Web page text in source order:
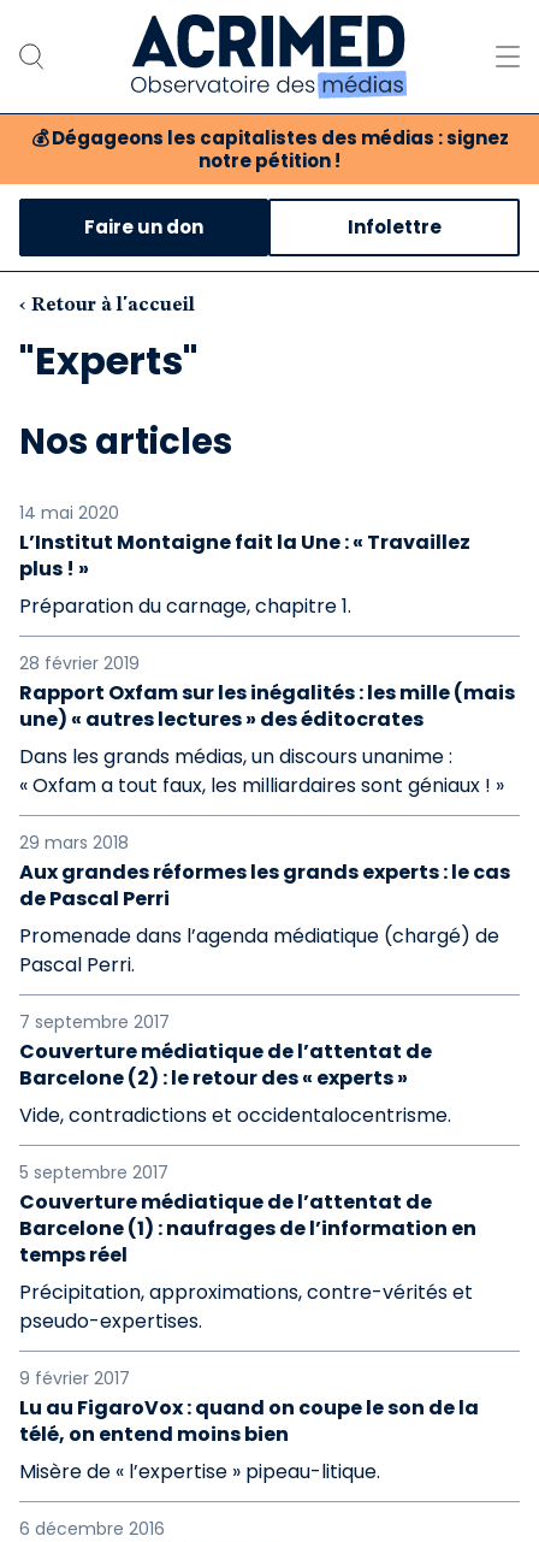
💰 Dégageons les capitalistes des médias : signez
notre pétition !
Notre association
Notre critique des médias
Nos propositions
Boutique
Faire un don Infolettre
‹ Retour à l'accueil
"Experts"
Nos articles
14 mai 2020
L’Institut Montaigne fait la Une : « Travaillez
plus ! »
Préparation du carnage, chapitre 1.
28 février 2019
Rapport Oxfam sur les inégalités : les mille (mais
une) « autres lectures » des éditocrates
Dans les grands médias, un discours unanime :
« Oxfam a tout faux, les milliardaires sont géniaux ! »
29 mars 2018
Aux grandes réformes les grands experts : le cas
de Pascal Perri
Promenade dans l’agenda médiatique (chargé) de
Pascal Perri.
7 septembre 2017
Couverture médiatique de l’attentat de
Barcelone (2) : le retour des « experts »
Vide, contradictions et occidentalocentrisme.
5 septembre 2017
Couverture médiatique de l’attentat de
Barcelone (1) : naufrages de l’information en
temps réel
Précipitation, approximations, contre-vérités et
pseudo-expertises.
9 février 2017
Lu au FigaroVox : quand on coupe le son de la
télé, on entend moins bien
Misère de « l’expertise » pipeau-litique.
6 décembre 2016